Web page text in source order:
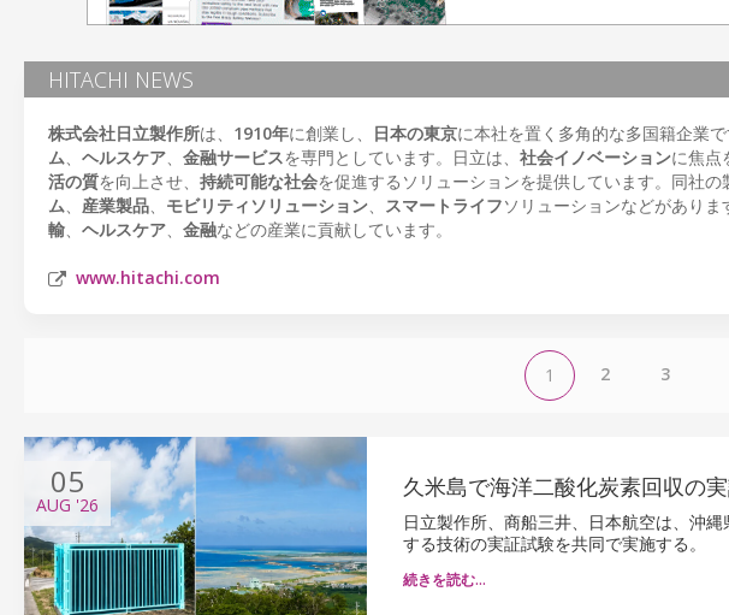
HITACHI NEWS
株式会社日立製作所は、 1910年に創業し、 日本の東京に本社を置く多角的な多国籍企業
ム、 ヘルスケア、 金融サービスを専門としています。日立は、 社会イノベーションに焦点
活の質を向上させ、 持続可能な社会を促進するソリューションを提供しています。同社の
ム、 産業製品、 モビリティソリューション、 スマートライフソリューションなどがありま
輸、 ヘルスケア、 金融などの産業に貢献しています。
www.hitachi.com
1 2 3
05
AUG '26
久米島で海洋二酸化炭素回収の
日立製作所、商船三井、日本航空は、沖
する技術の実証試験を共同で実施する。
続きを読む…